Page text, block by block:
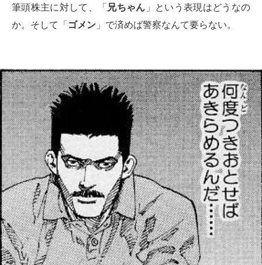
筆頭株主に対して、「 兄ちゃん 」という表現はどうなの
か。そして「 ゴメン 」で済めば警察なんて要らない。